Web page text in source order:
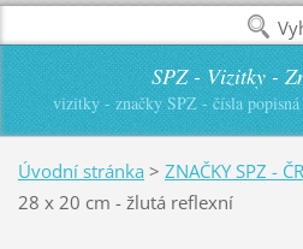
SPZ - Vizitky -
vizitky - značky SPZ - čísla
Úvodní stránka > ZNAČKY SPZ - ČR
28 x 20 cm - žlutá reflexní